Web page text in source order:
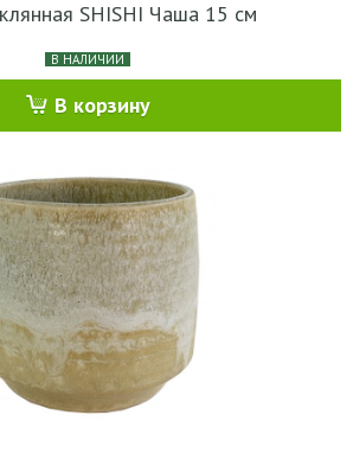
SHISHI Чаша 15 см
В НАЛИЧИИ
В корзину